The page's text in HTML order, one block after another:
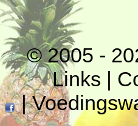
© 2005 -
Links |
|